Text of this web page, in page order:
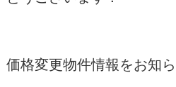
価格変更物件情報をお知